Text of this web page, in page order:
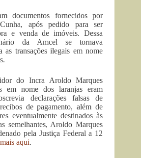
documentos fornecidos por
após pedido para ser
e venda de imóveis. Dessa
da Amcel se tornava
as transações ilegais em nome
do Incra Aroldo Marques
em nome dos laranjas eram
declarações falsas de
de pagamento, além de
eventualmente destinados às
semelhantes, Aroldo Marques
pela Justiça Federal a 12
aqui.